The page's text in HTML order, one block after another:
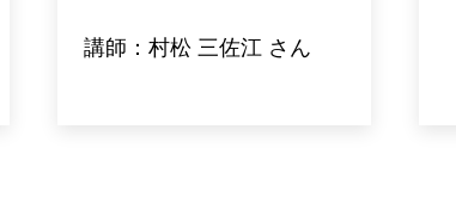
講師：村松 三佐江 さん